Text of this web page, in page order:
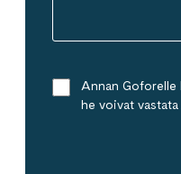
Annan Goforelle
he voivat vastata